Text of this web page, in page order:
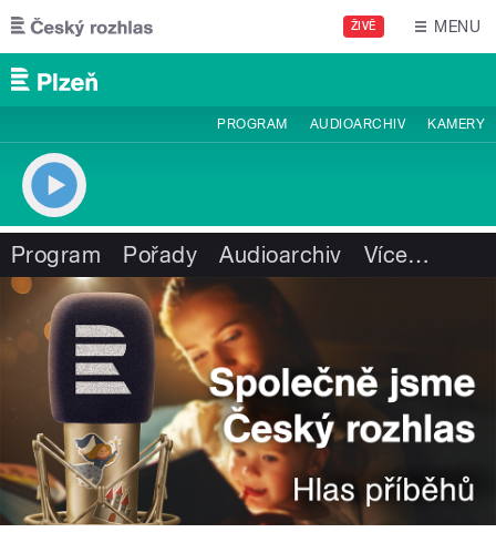
Přejít k hlavnímu obsahu
ŽIVĚ MENU
PROGRAM AUDIOARCHIV KAMERY
Program Pořady Audioarchiv Více…